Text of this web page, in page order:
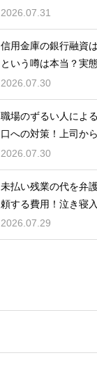
為は該当する？
2026.07.31
信用金庫の銀行融資
という噂は本当？実
底解説
2026.07.30
職場のずるい人によ
口への対策！上司か
いて自分の身の潔白
順
2026.07.30
未払い残業の代を弁
頼する費用！泣き寝
めの知識
2026.07.29